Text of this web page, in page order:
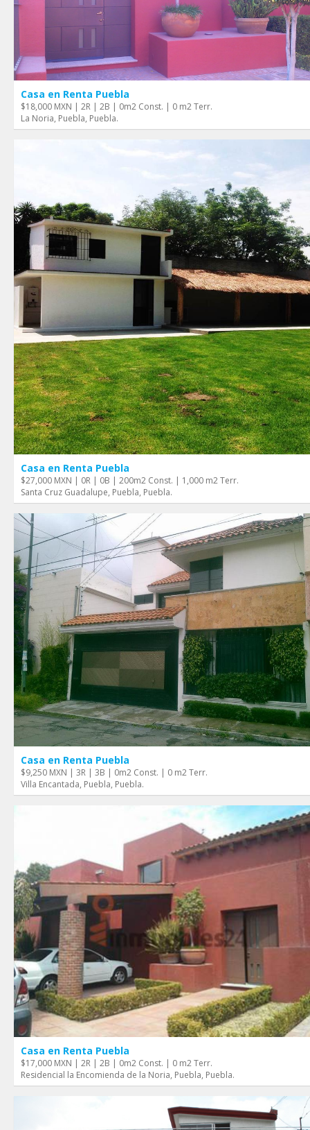
Casa en Renta Puebla
$18,000 MXN | 2R | 2B | 0m2 Const. | 0 m2 Terr.
La Noria, Puebla, Puebla.
Casa en Renta Puebla
$27,000 MXN | 0R | 0B | 200m2 Const. | 1,000 m2 Terr.
Santa Cruz Guadalupe, Puebla, Puebla.
Casa en Renta Puebla
$9,250 MXN | 3R | 3B | 0m2 Const. | 0 m2 Terr.
Villa Encantada, Puebla, Puebla.
Casa en Renta Puebla
$17,000 MXN | 2R | 2B | 0m2 Const. | 0 m2 Terr.
Residencial la Encomienda de la Noria, Puebla, Puebla.